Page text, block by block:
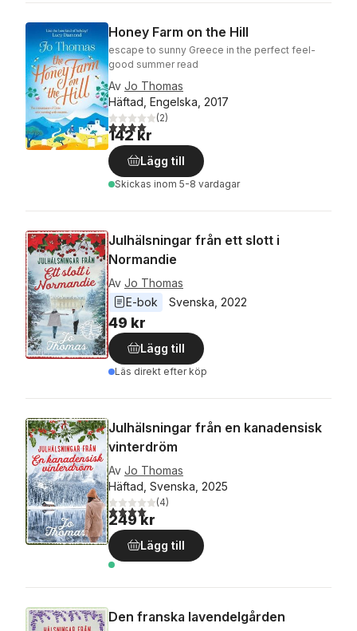
Honey Farm on the Hill
escape to sunny Greece in the perfect feel-
good summer read
Av Jo Thomas
Häftad, Engelska, 2017
4,0utav 5 stjärnor. Totalt antal röster:
(2)
142 kr
Lägg till
Skickas inom 5-8 vardagar
Julhälsningar från ett slott i
Normandie
Av Jo Thomas
E-bok
Svenska 2022
49 kr
Lägg till
Läs direkt efter köp
Julhälsningar från en kanadensisk
vinterdröm
Av Jo Thomas
Häftad, Svenska, 2025
4,0utav 5 stjärnor. Totalt antal röster:
(4)
249 kr
Lägg till
Den franska lavendelgården